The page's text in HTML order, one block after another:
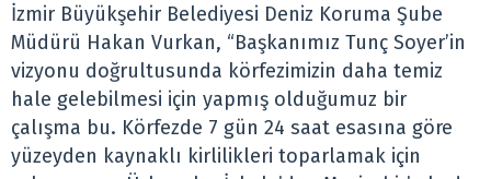
İzmir Büyükşehir Belediyesi Deniz Koruma Şube
Müdürü Hakan Vurkan, “Başkanımız Tunç Soyer’in
vizyonu doğrultusunda körfezimizin daha temiz
hale gelebilmesi için yapmış olduğumuz bir
çalışma bu. Körfezde 7 gün 24 saat esasına göre
yüzeyden kaynaklı kirlilikleri toparlamak için